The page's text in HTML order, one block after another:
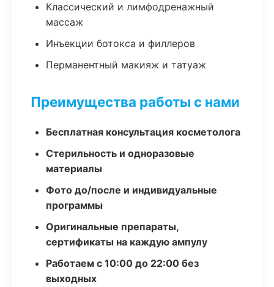
Классический и лимфодренажный
массаж
Инъекции ботокса и филлеров
Перманентный макияж и татуаж
Преимущества работы с нами
Бесплатная консультация косметолога
Стерильность и одноразовые
материалы
Фото до/после и индивидуальные
программы
Оригинальные препараты,
сертификаты на каждую ампулу
Работаем с 10:00 до 22:00 без
выходных